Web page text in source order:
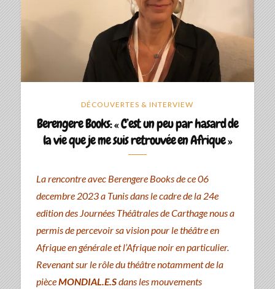
DÉCOUVERTES & INTERVIEW
Berengere Books: « C’est un peu par hasard de
la vie que je me suis retrouvée en Afrique »
La rencontre avec Berengere Books de ce 06
decembre 2023 a Tunis dans le cadre de la 24e
edition des Journées Théâtrales de Carthage nous a
permis de percevoir sa vision pour le théâtre en
Afrique en générale et l’Afrique noir en particulier.
Revenant sur le rôle du théâtre notamment de la
pièceMONDIAL.E.Sdans les mouvements